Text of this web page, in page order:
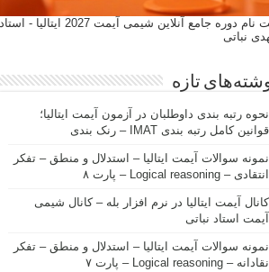
ثبت نام دوره جامع آنلاین شیمی آیمت 2027 ایتالیا - استاد
نباتی
تازه
نحوه رتبه بندی داوطلبان در آزمون آیمت ایتالیا؛
قوانین کامل رتبه بندی IMAT – رنک بندی
نمونه سوالات آیمت ایتالیا – استدلال و منطق – تفکر
انتقادی – Logical reasoning – پارت ۸
کانال آیمت ایتالیا در نرم افزار بله – کانال شیمی
آیمت استاد نباتی
نمونه سوالات آیمت ایتالیا – استدلال و منطق – تفکر
نقادانه – Logical reasoning – پارت ۷